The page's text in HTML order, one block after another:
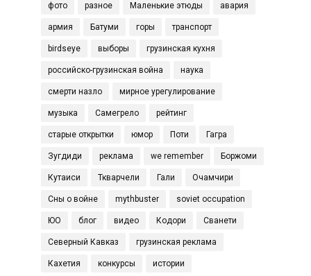
фото разное Маленькие этюды авария
армия Батуми горы транспорт
birdseye выборы грузинская кухня
российско-грузинская война наука
смерти назло мирное урегулирование
музыка Самегрело рейтинг
старые открытки юмор Поти Гагра
Зугдиди реклама we remember Боржоми
Кутаиси Ткварчели Гали Очамчири
Сны о войне mythbuster soviet occupation
ЮО блог видео Кодори Сванети
Северный Кавказ грузинская реклама
Кахетия конкурсы истории